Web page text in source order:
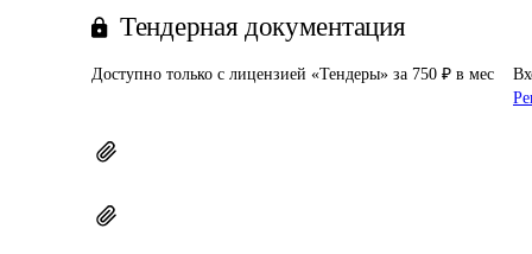
Тендерная документация
Доступно только с лицензией «Тендеры» за 750 ₽ в мес